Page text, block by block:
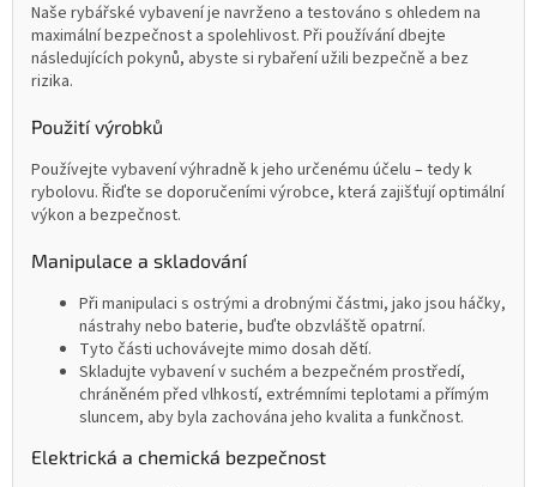
Naše rybářské vybavení je navrženo a testováno s ohledem na
maximální bezpečnost a spolehlivost. Při používání dbejte
následujících pokynů, abyste si rybaření užili bezpečně a bez
rizika.
Použití výrobků
Používejte vybavení výhradně k jeho určenému účelu – tedy k
rybolovu. Řiďte se doporučeními výrobce, která zajišťují optimální
výkon a bezpečnost.
Manipulace a skladování
Při manipulaci s ostrými a drobnými částmi, jako jsou háčky,
nástrahy nebo baterie, buďte obzvláště opatrní.
Tyto části uchovávejte mimo dosah dětí.
Skladujte vybavení v suchém a bezpečném prostředí,
chráněném před vlhkostí, extrémními teplotami a přímým
sluncem, aby byla zachována jeho kvalita a funkčnost.
Elektrická a chemická bezpečnost